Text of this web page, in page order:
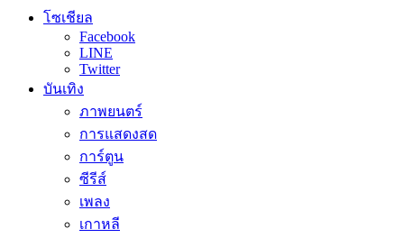
โซเชียล
Facebook
LINE
Twitter
บันเทิง
ภาพยนตร์
การแสดงสด
การ์ตูน
ซีรีส์
เพลง
เกาหลี